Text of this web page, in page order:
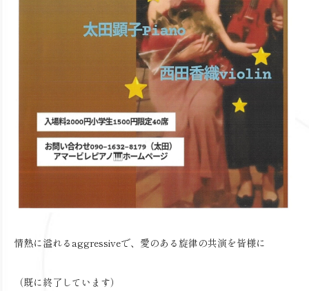
情熱に溢れるaggressiveで、愛のある旋律の共演を皆様に
（既に終了しています）